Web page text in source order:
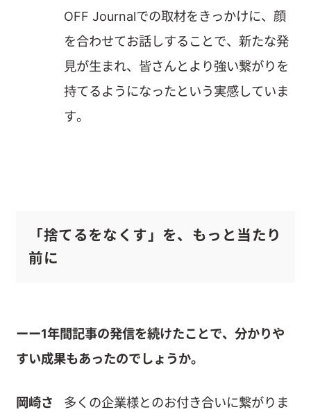
OFF Journalでの取材をきっかけに、顔
を合わせてお話しすることで、新たな発
見が生まれ、皆さんとより強い繋がりを
持てるようになったという実感していま
す。
「捨てるをなくす」を、もっと当たり
前に
ーー1年間記事の発信を続けたことで、分かりや
すい成果もあったのでしょうか。
岡崎さ
多くの企業様とのお付き合いに繋がりま